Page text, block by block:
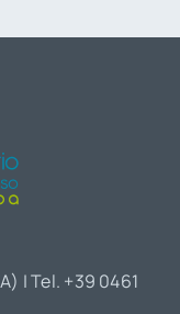
| Tel. +39 0461